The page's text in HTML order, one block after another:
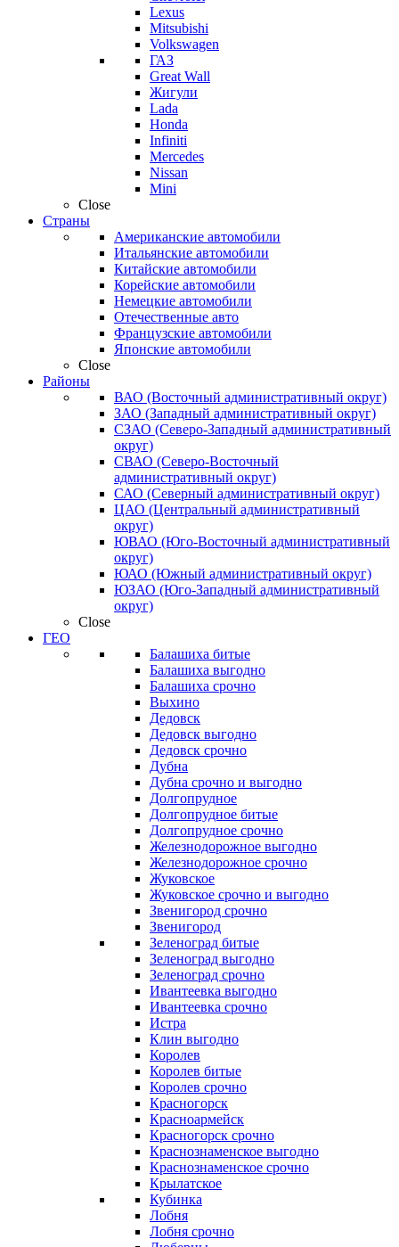
Lexus
Mitsubishi
Volkswagen
ГАЗ
Great Wall
Жигули
Lada
Honda
Infiniti
Mercedes
Nissan
Mini
Close
Страны
Американские автомобили
Итальянские автомобили
Китайские автомобили
Корейские автомобили
Немецкие автомобили
Отечественные авто
Французские автомобили
Японские автомобили
Close
Районы
ВАО (Восточный административный округ)
ЗАО (Западный административный округ)
СЗАО (Северо-Западный административный
округ)
СВАО (Северо-Восточный
административный округ)
САО (Северный административный округ)
ЦАО (Центральный административный
округ)
ЮВАО (Юго-Восточный административный
округ)
ЮАО (Южный административный округ)
ЮЗАО (Юго-Западный административный
округ)
Close
ГЕО
Балашиха битые
Балашиха выгодно
Балашиха срочно
Выхино
Дедовск
Дедовск выгодно
Дедовск срочно
Дубна
Дубна срочно и выгодно
Долгопрудное
Долгопрудное битые
Долгопрудное срочно
Железнодорожное выгодно
Железнодорожное срочно
Жуковское
Жуковское срочно и выгодно
Звенигород срочно
Звенигород
Зеленоград битые
Зеленоград выгодно
Зеленоград срочно
Ивантеевка выгодно
Ивантеевка срочно
Истра
Клин выгодно
Королев
Королев битые
Королев срочно
Красногорск
Красноармейск
Красногорск срочно
Краснознаменское выгодно
Краснознаменское срочно
Крылатское
Кубинка
Лобня
Лобня срочно